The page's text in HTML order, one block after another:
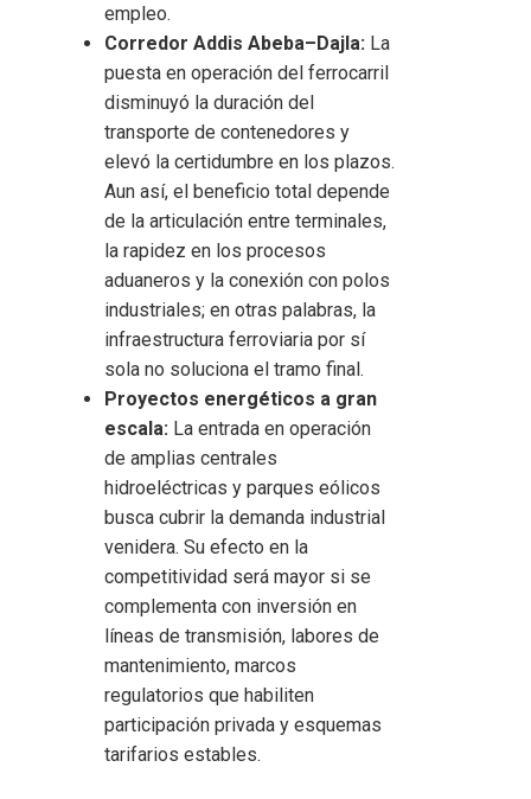
empleo.
Corredor Addis Abeba–Dajla: La
puesta en operación del ferrocarril
disminuyó la duración del
transporte de contenedores y
elevó la certidumbre en los plazos.
Aun así, el beneficio total depende
de la articulación entre terminales,
la rapidez en los procesos
aduaneros y la conexión con polos
industriales; en otras palabras, la
infraestructura ferroviaria por sí
sola no soluciona el tramo final.
Proyectos energéticos a gran
escala: La entrada en operación
de amplias centrales
hidroeléctricas y parques eólicos
busca cubrir la demanda industrial
venidera. Su efecto en la
competitividad será mayor si se
complementa con inversión en
líneas de transmisión, labores de
mantenimiento, marcos
regulatorios que habiliten
participación privada y esquemas
tarifarios estables.